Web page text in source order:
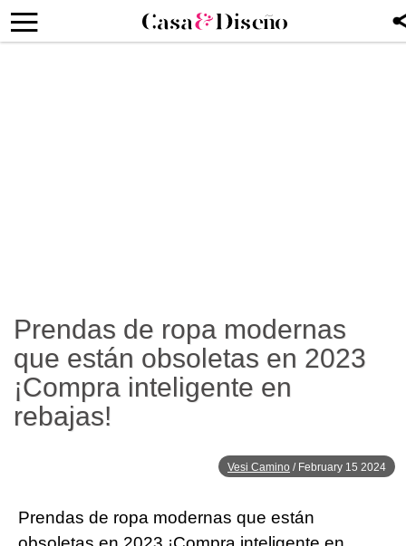
Prendas de ropa modernas
que están obsoletas en 2023
¡Compra inteligente en
rebajas!
Vesi Camino / February 15 2024
Prendas de ropa modernas que están